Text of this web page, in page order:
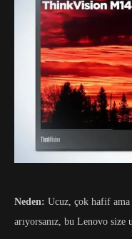
Neden: Ucuz, çok hafif
arıyorsanız, bu Lenovo